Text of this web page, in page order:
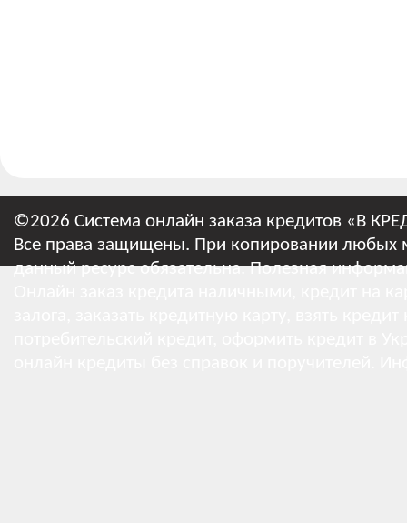
©2026 Система онлайн заказа кредитов «В
Все права защищены. При копировании любых
данный ресурс обязательна.Полезная